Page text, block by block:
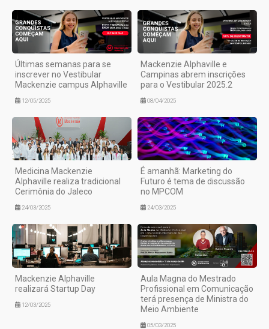
Últimas semanas para se
inscrever no Vestibular
Mackenzie campus Alphaville
12/05/2025
Mackenzie Alphaville e
Campinas abrem inscrições
para o Vestibular 2025.2
08/04/2025
Medicina Mackenzie
Alphaville realiza tradicional
Cerimônia do Jaleco
24/03/2025
É amanhã: Marketing do
Futuro é tema de discussão
no MPCOM
24/03/2025
Mackenzie Alphaville
realizará Startup Day
12/03/2025
Aula Magna do Mestrado
Profissional em Comunicação
terá presença de Ministra do
Meio Ambiente
05/03/2025